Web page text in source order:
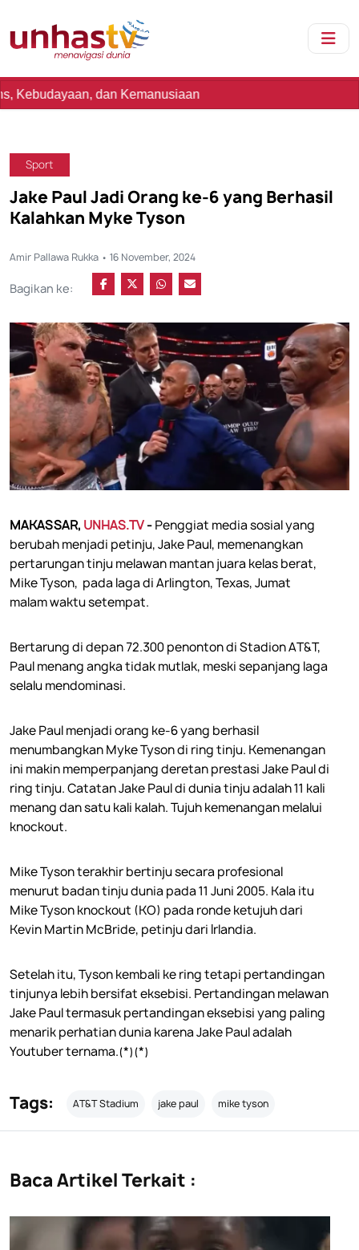
dan Kemanusiaan
Sport
Jake Paul Jadi Orang ke-6 yang Berhasil
Kalahkan Myke Tyson
Amir Pallawa Rukka • 16 November, 2024
Bagikan ke:
MAKASSAR, UNHAS.TV-Penggiat media sosial yang
berubah menjadi petinju, Jake Paul, memenangkan
pertarungan tinju melawan mantan juara kelas berat,
Mike Tyson, pada laga di Arlington, Texas, Jumat
malam waktu setempat.
Bertarung di depan 72.300 penonton di Stadion AT&T,
Paul menang angka tidak mutlak, meski sepanjang laga
selalu mendominasi.
Jake Paul menjadi orang ke-6 yang berhasil
menumbangkan Myke Tyson di ring tinju. Kemenangan
ini makin memperpanjang deretan prestasi Jake Paul di
ring tinju. Catatan Jake Paul di dunia tinju adalah 11 kali
menang dan satu kali kalah. Tujuh kemenangan melalui
knockout.
Mike Tyson terakhir bertinju secara profesional
menurut badan tinju dunia pada 11 Juni 2005. Kala itu
Mike Tyson knockout (KO) pada ronde ketujuh dari
Kevin Martin McBride, petinju dari Irlandia.
Setelah itu, Tyson kembali ke ring tetapi pertandingan
tinjunya lebih bersifat eksebisi. Pertandingan melawan
Jake Paul termasuk pertandingan eksebisi yang paling
menarik perhatian dunia karena Jake Paul adalah
Youtuber ternama.(*)(*)
Tags: AT&T Stadium jake paul mike tyson
Baca Artikel Terkait :